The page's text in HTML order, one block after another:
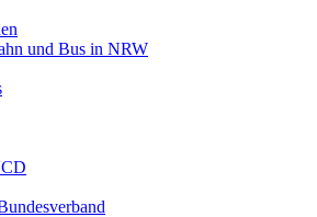
und Bus in NRW